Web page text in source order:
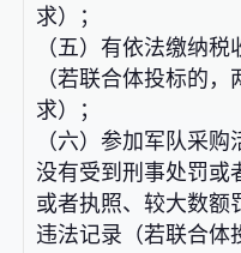
求）；
（五）有依法缴纳
（若联合体投标的
求）；
（六）参加军队采
没有受到刑事处罚或
或者执照、较大数额
违法记录（若联合体